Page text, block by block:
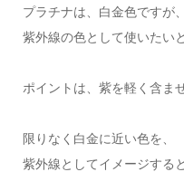
プラチナは、白金色ですが
紫外線の色として使いたい
ポイントは、紫を軽く含ま
限りなく白金に近い色を、
紫外線としてイメージする